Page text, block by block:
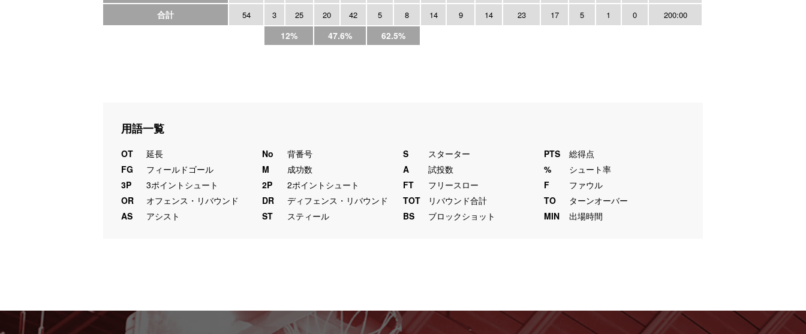
合計 54 3 25 20 42 5 8 14 9 14 23 17 5 1 0 200:00
12% 47.6% 62.5%
用語一覧
OT 延長 No 背番号 S スターター PTS
総得点
FG
フィールドゴール M 成功数 A 試投数 %
シュート率
3P
3ポイントシュート 2P 2ポイントシュート FT フリースロー F
ファウル
OR
オフェンス・リバウンド DR ディフェンス・リバウンド TOT リバウンド合計 TO
ターンオーバー
AS
アシスト ST スティール BS ブロックショット MIN 出場時間